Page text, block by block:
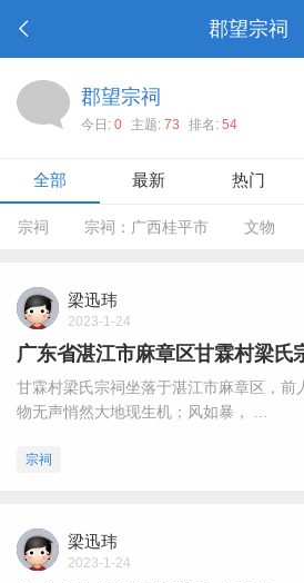
郡望宗祠
郡望宗祠
今日: 0 主题: 73 排名: 54
全部 最新 热门
宗祠 宗祠：广西桂平市 文物
梁迅玮
2023-1-24
广东省湛江市麻章区甘霖村梁氏
甘霖村梁氏宗祠坐落于湛江市麻章区，前
物无声悄然大地现生机；风如暴， ...
宗祠
梁迅玮
2023-1-24